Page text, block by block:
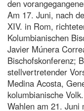
den
Am 17. Juni, nach
XIV. in Rom,
Kolumbianischen
Javier Múnera
Bischofskonferenz;
stellvertretender
Medina Acosta,
kolumbianische
Wahlen am 21. Juni